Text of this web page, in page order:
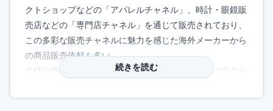
クトショップなどの「アパレルチャネル」、時計・眼鏡販
売店などの「専門店チャネル」を通じて販売されており、
この多彩な販売チャネルに魅力を感じた海外メーカーから
の商品販売依頼も多い。
多様な商品ラインナップの中でも現在は特にサングラスが
続きを読む